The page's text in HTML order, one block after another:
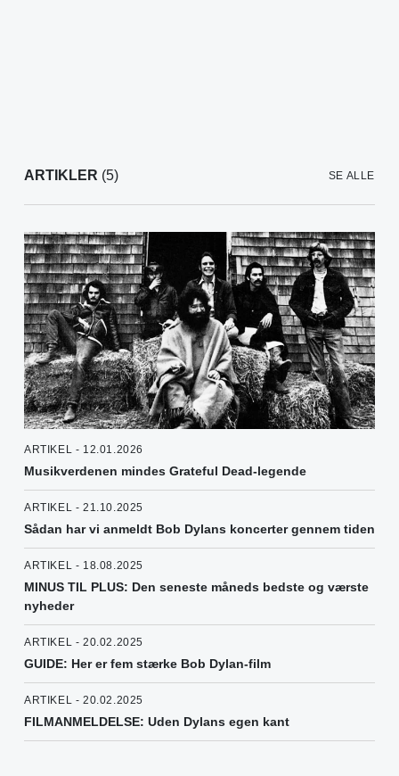
ARTIKLER (5) SE ALLE
ARTIKEL - 12.01.2026
Musikverdenen mindes Grateful Dead-legende
ARTIKEL - 21.10.2025
Sådan har vi anmeldt Bob Dylans koncerter gennem tiden
ARTIKEL - 18.08.2025
MINUS TIL PLUS: Den seneste måneds bedste og værste
nyheder
ARTIKEL - 20.02.2025
GUIDE: Her er fem stærke Bob Dylan-film
ARTIKEL - 20.02.2025
FILMANMELDELSE: Uden Dylans egen kant